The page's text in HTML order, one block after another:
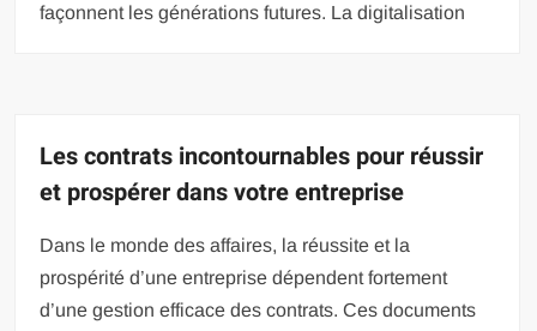
façonnent les générations futures. La digitalisation
Les contrats incontournables pour réussir
et prospérer dans votre entreprise
Dans le monde des affaires, la réussite et la
prospérité d’une entreprise dépendent fortement
d’une gestion efficace des contrats. Ces documents